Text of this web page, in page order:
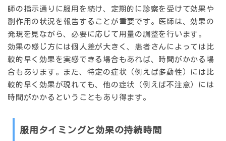
師の指示通りに服用を続け、定期的に診察を受けて効果や
副作用の状況を報告することが重要です。医師は、効果の
発現を見ながら、必要に応じて用量の調整を行います。
効果の感じ方には個人差が大きく、患者さんによっては比
較的早く効果を実感できる場合もあれば、時間がかかる場
合もあります。また、特定の症状（例えば多動性）には比
較的早く効果が現れても、他の症状（例えば不注意）には
時間がかかるということもあり得ます。
服用タイミングと効果の持続時間